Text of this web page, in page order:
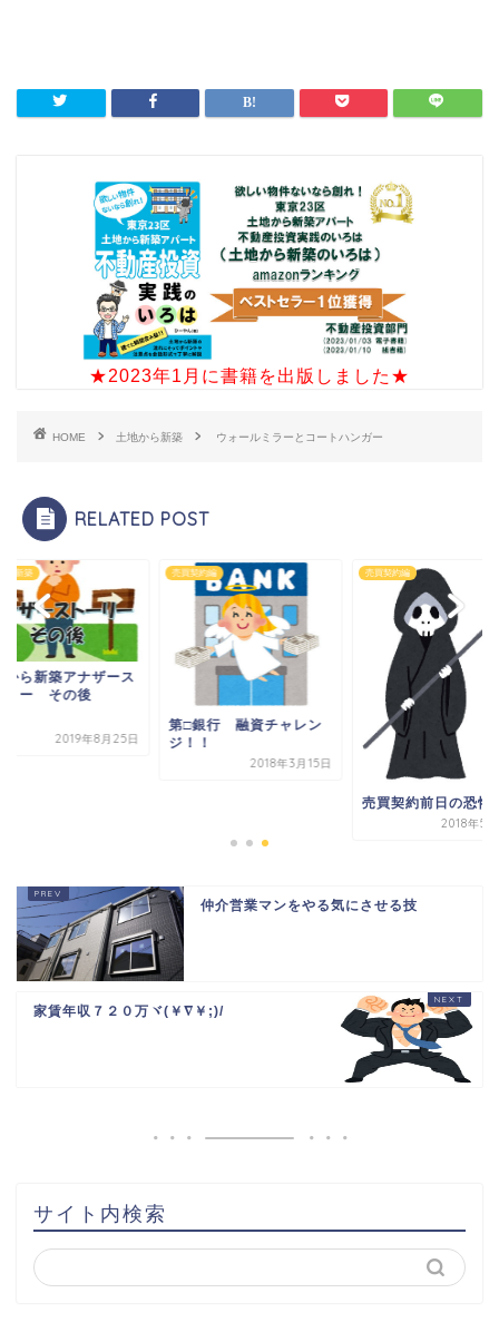
★2023年1月に書籍を出版しました★
HOME 土地から新築 ウォールミラーとコートハンガー
RELATED POST
ら新築
から新築アナザース
リー その後
2019年8月25日
売買契約編
第□銀行 融資チャレン
ジ！！
2018年3月15日
売買契約編
売買契約前日の恐怖
2018年5
仲介営業マンをやる気にさせる技
家賃年収７２０万ヾ(￥∇￥;)/
サイト内検索
HOME
書籍出版
問い合わせ